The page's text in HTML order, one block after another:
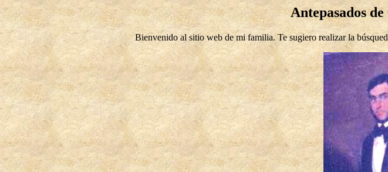
Antepasados
Bienvenido al sitio web de mi familia. Te sugiero realizar la